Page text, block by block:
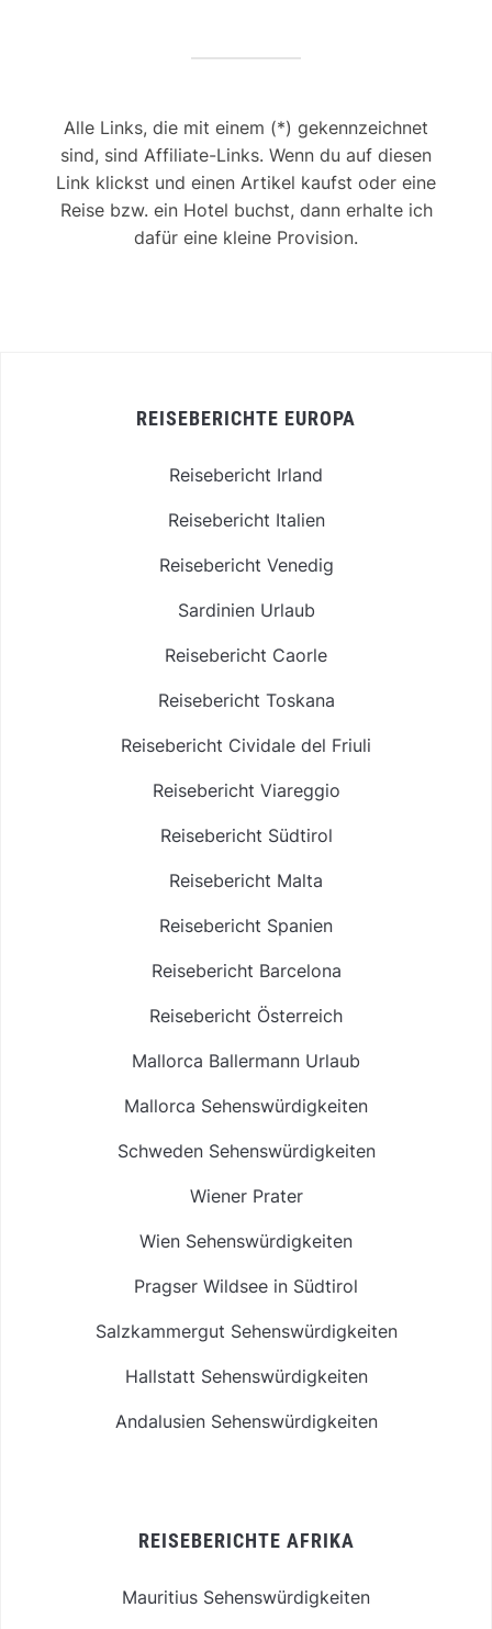
Alle Links, die mit einem (*) gekennzeichnet
sind, sind Affiliate-Links. Wenn du auf diesen
Link klickst und einen Artikel kaufst oder eine
Reise bzw. ein Hotel buchst, dann erhalte ich
dafür eine kleine Provision.
REISEBERICHTE EUROPA
Reisebericht Irland
Reisebericht Italien
Reisebericht Venedig
Sardinien Urlaub
Reisebericht Caorle
Reisebericht Toskana
Reisebericht Cividale del Friuli
Reisebericht Viareggio
Reisebericht Südtirol
Reisebericht Malta
Reisebericht Spanien
Reisebericht Barcelona
Reisebericht Österreich
Mallorca Ballermann Urlaub
Mallorca Sehenswürdigkeiten
Schweden Sehenswürdigkeiten
Wiener Prater
Wien Sehenswürdigkeiten
Pragser Wildsee in Südtirol
Salzkammergut Sehenswürdigkeiten
Hallstatt Sehenswürdigkeiten
Andalusien Sehenswürdigkeiten
REISEBERICHTE AFRIKA
Mauritius Sehenswürdigkeiten